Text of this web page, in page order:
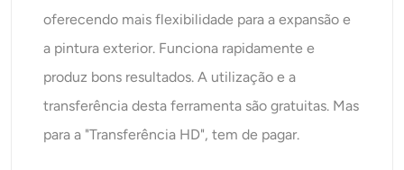
oferecendo mais flexibilidade para a expansão e
a pintura exterior. Funciona rapidamente e
produz bons resultados. A utilização e a
transferência desta ferramenta são gratuitas. Mas
para a "Transferência HD", tem de pagar.